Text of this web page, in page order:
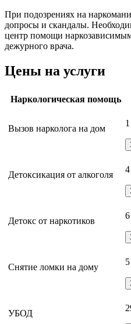
При подозрениях на
допросы и скандалы.
центр помощи
дежурного врача.
Цены на услуги
Наркологическая помощь
Вызов нарколога на дом
Детоксикация от алкоголя
Детокс от наркотиков
Снятие ломки на дому
УБОД